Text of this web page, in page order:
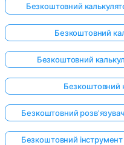
Безкоштовний
Безкоштовний
Безкоштовний
Безкоштовний
Безкоштовний
Безкоштовний